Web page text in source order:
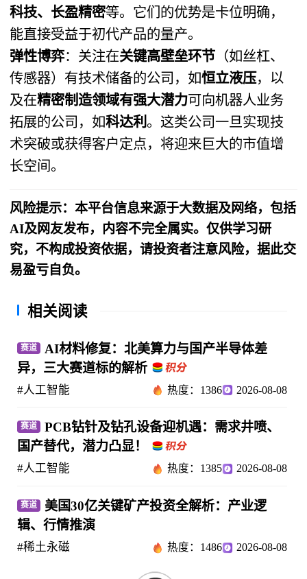
科技、长盈精密等。它们的优势是卡位明确，
能直接受益于初代产品的量产。
弹性博弈：关注在关键高壁垒环节 （如丝杠、
传感器）有技术储备的公司，如恒立液压，以
及在精密制造领域有强大潜力可向机器人业务
拓展的公司，如科达利 。这类公司一旦实现技
术突破或获得客户定点，将迎来巨大的市值增
长空间。
风险提示：本平台信息来源于大数据及网络，包括
AI及网友发布，内容不完全属实。仅供学习研
究，不构成投资依据，请投资者注意风险，据此交
易盈亏自负。
相关阅读
赛道
AI材料修复：北美算力与国产半导体差
异，三大赛道标的解析
#人工智能 热度：1386 2026-08-08
赛道
PCB钻针及钻孔设备迎机遇：需求井喷、
国产替代，潜力凸显！
#人工智能 热度：1385 2026-08-08
赛道
美国30亿关键矿产投资全解析：产业逻
辑、行情推演
#稀土永磁 热度：1486 2026-08-08